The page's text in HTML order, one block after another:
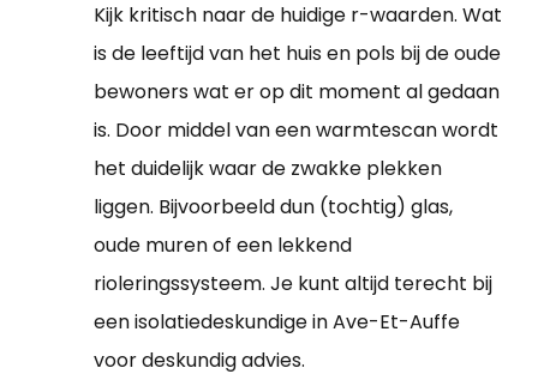
Kijk kritisch naar de huidige r-waarden. Wat
is de leeftijd van het huis en pols bij de oude
bewoners wat er op dit moment al gedaan
is. Door middel van een warmtescan wordt
het duidelijk waar de zwakke plekken
liggen. Bijvoorbeeld dun (tochtig) glas,
oude muren of een lekkend
rioleringssysteem. Je kunt altijd terecht bij
een isolatiedeskundige in Ave-Et-Auffe
voor deskundig advies.